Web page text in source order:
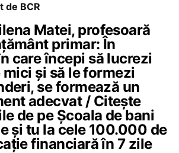
de BCR
Matei, profesoară
primar: În
care începi să lucrezi
și să le formezi
se formează un
adecvat / Citește
de pe Școala de bani
și tu la cele 100.000 de
financiară în 7 zile